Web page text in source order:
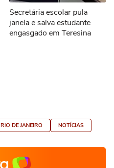
Secretária escolar pula
janela e salva estudante
engasgado em Teresina
RIO DE JANEIRO NOTÍCIAS